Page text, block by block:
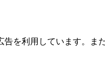
を利用しています。ま